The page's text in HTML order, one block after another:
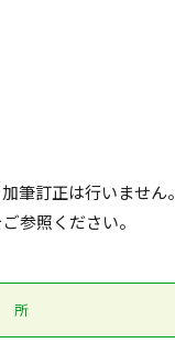
筆訂正は行いません。
参照ください。